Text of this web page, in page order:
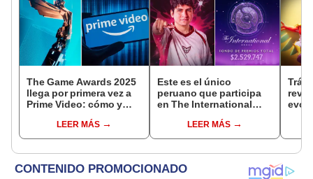
The Game Awards 2025
llega por primera vez a
Prime Video: cómo y
LEER MÁS
Este es el único
peruano que participa
en The International
equipo Heroic
LEER MÁS